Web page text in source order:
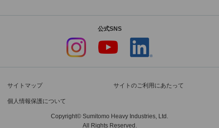
公式SNS
サイトマップ サイトのご利用にあたって
個人情報保護について
Copyright© Sumitomo Heavy Industries, Ltd.
All Rights Reserved.